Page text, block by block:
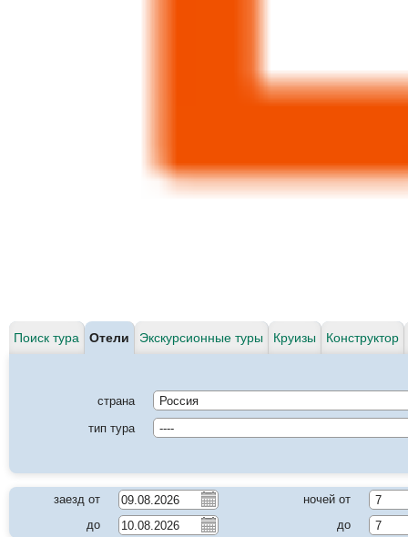
Поиск тура Отели Экскурсионные туры Круизы Конструктор
страна
Россия
тип тура
----
заезд от ночей от
7
до
до 7